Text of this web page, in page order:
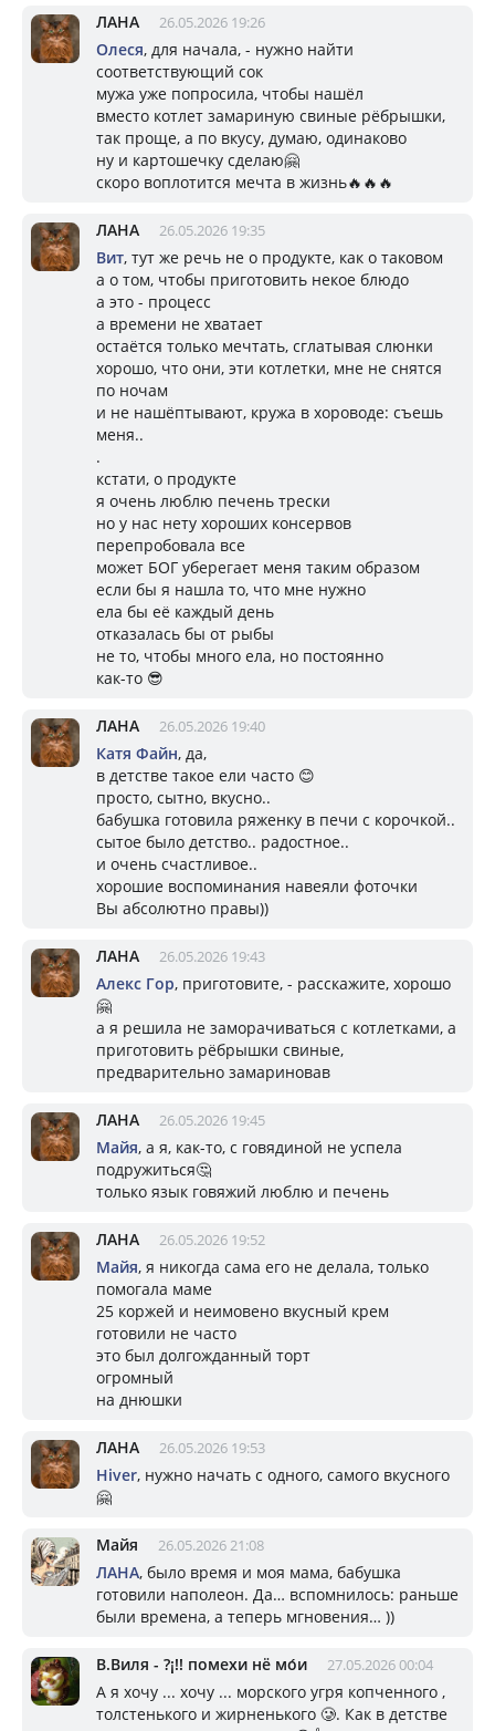
ЛАНА 26.05.2026 19:26
Олеся, для начала, - нужно найти
соответствующий сок
мужа уже попросила, чтобы нашёл
вместо котлет замариную свиные рёбрышки,
так проще, а по вкусу, думаю, одинаково
ну и картошечку сделаю🤗
скоро воплотится мечта в жизнь🔥🔥🔥
ЛАНА 26.05.2026 19:35
Вит, тут же речь не о продукте, как о таковом
а о том, чтобы приготовить некое блюдо
а это - процесс
а времени не хватает
остаётся только мечтать, сглатывая слюнки
хорошо, что они, эти котлетки, мне не снятся
по ночам
и не нашёптывают, кружа в хороводе: съешь
меня..
.
кстати, о продукте
я очень люблю печень трески
но у нас нету хороших консервов
перепробовала все
может БОГ уберегает меня таким образом
если бы я нашла то, что мне нужно
ела бы её каждый день
отказалась бы от рыбы
не то, чтобы много ела, но постоянно
как-то 😎
ЛАНА 26.05.2026 19:40
Катя Файн, да,
в детстве такое ели часто 😊
просто, сытно, вкусно..
бабушка готовила ряженку в печи с корочкой..
сытое было детство.. радостное..
и очень счастливое..
хорошие воспоминания навеяли фоточки
Вы абсолютно правы))
ЛАНА 26.05.2026 19:43
Алекс Гор, приготовите, - расскажите, хорошо
🤗
а я решила не заморачиваться с котлетками, а
приготовить рёбрышки свиные,
предварительно замариновав
ЛАНА 26.05.2026 19:45
Майя, а я, как-то, с говядиной не успела
подружиться🤔
только язык говяжий люблю и печень
ЛАНА 26.05.2026 19:52
Майя, я никогда сама его не делала, только
помогала маме
25 коржей и неимовено вкусный крем
готовили не часто
это был долгожданный торт
огромный
на днюшки
ЛАНА 26.05.2026 19:53
Hiver, нужно начать с одного, самого вкусного
🤗
Майя 26.05.2026 21:08
ЛАНА, было время и моя мама, бабушка
готовили наполеон. Да… вспомнилось: раньше
были времена, а теперь мгновения… ))
В.Виля - ?¡!! помехи нё мо́и 27.05.2026 00:04
А я хочу ... хочу ... морского угря копченного ,
толстенького и жирненького 🥲. Как в детстве